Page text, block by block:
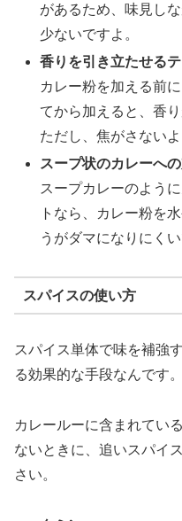
があるため、味見し
少ないですよ。
香りを引き立たせる
カレー粉を加える前
てから加えると、香
ただし、焦がさない
スープ状のカレーへ
スープカレーのよう
トなら、カレー粉を
うがダマになりにくい
スパイスの使い方
スパイス単体で味を補強
る効果的な手段なんです。
カレールーに含まれてい
ないときに、追いスパイ
さい。